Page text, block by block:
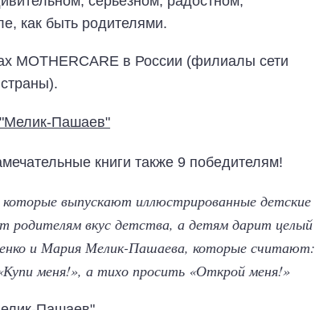
как быть родителями.
MOTHERCARE в России (филиалы сети
книги также 9 победителям!
выпускают иллюстрированные детские
родителям вкус детства, а детям дарит целый
и Мария Мелик-Пашаева, которые считают:
меня!», а тихо просить «Открой меня!»